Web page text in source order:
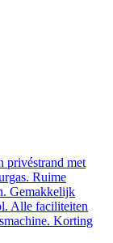
privéstrand met
Ruime
Gemakkelijk
Alle faciliteiten
Korting